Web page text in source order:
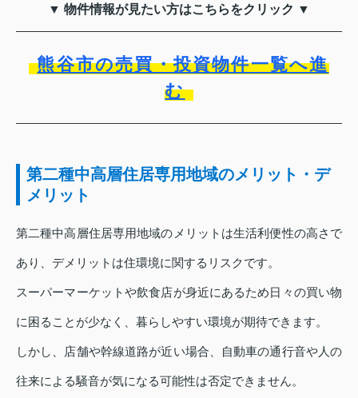
▼ 物件情報が見たい方はこちらをクリック ▼
熊谷市の売買・投資物件一覧へ進
む
第二種中高層住居専用地域のメリット・デ
メリット
第二種中高層住居専用地域のメリットは生活利便性の高さで
あり、デメリットは住環境に関するリスクです。
スーパーマーケットや飲食店が身近にあるため日々の買い物
に困ることが少なく、暮らしやすい環境が期待できます。
しかし、店舗や幹線道路が近い場合、自動車の通行音や人の
往来による騒音が気になる可能性は否定できません。